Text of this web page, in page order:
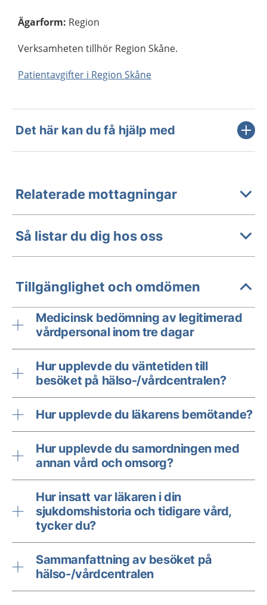
Ägarform: Region
Verksamheten tillhör Region Skåne.
Patientavgifter i Region Skåne
Det här kan du få hjälp med
Relaterade mottagningar
Så listar du dig hos oss
Tillgänglighet och omdömen
Medicinsk bedömning av legitimerad
vårdpersonal inom tre dagar
Hur upplevde du väntetiden till
besöket på hälso-/vårdcentralen?
Hur upplevde du läkarens bemötande?
Hur upplevde du samordningen med
annan vård och omsorg?
Hur insatt var läkaren i din
sjukdomshistoria och tidigare vård,
tycker du?
Sammanfattning av besöket på
hälso-/vårdcentralen